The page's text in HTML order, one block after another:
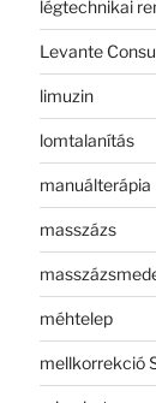
légtechnikai
Levante
limuzin
lomtalanítás
manuálterápia
masszázs
méhtelep
mellkorrekció